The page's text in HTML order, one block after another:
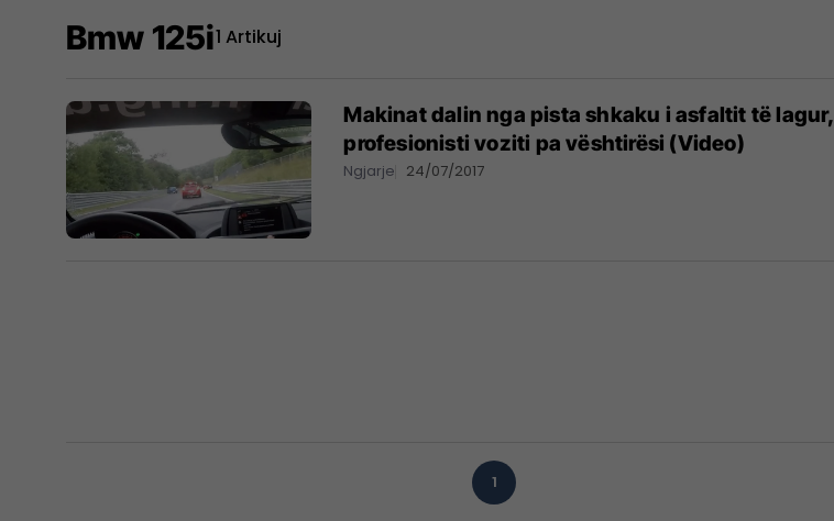
Bmw 125i1 Artikuj
Makinat dalin nga pista shkaku i asfaltit të lagur,
profesionisti voziti pa vështirësi (Video)
Ngjarje 24/07/2017
1